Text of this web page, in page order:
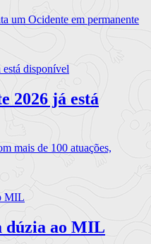
um Ocidente em permanente
2026 já está
mais de 100 atuações,
dúzia ao MIL